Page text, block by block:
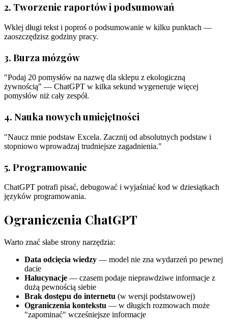
2. Tworzenie raportów i podsumowań
Wklej długi tekst i poproś o podsumowanie w kilku punktach —
zaoszczędzisz godziny pracy.
3. Burza mózgów
"Podaj 20 pomysłów na nazwę dla sklepu z ekologiczną
żywnością" — ChatGPT w kilka sekund wygeneruje więcej
pomysłów niż cały zespół.
4. Nauka nowych umiejętności
"Naucz mnie podstaw Excela. Zacznij od absolutnych podstaw i
stopniowo wprowadzaj trudniejsze zagadnienia."
5. Programowanie
ChatGPT potrafi pisać, debugować i wyjaśniać kod w dziesiątkach
języków programowania.
Ograniczenia ChatGPT
Warto znać słabe strony narzędzia:
Data odcięcia wiedzy — model nie zna wydarzeń po pewnej
dacie
Halucynacje — czasem podaje nieprawdziwe informacje z
dużą pewnością siebie
Brak dostępu do internetu (w wersji podstawowej)
Ograniczenia kontekstu — w długich rozmowach może
"zapominać" wcześniejsze informacje